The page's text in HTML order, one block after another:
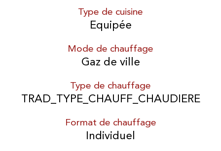
Type de cuisine
Equipée
Mode de chauffage
Gaz de ville
Type de chauffage
TRAD_TYPE_CHAUFF_CHAUDIERE
Format de chauffage
Individuel